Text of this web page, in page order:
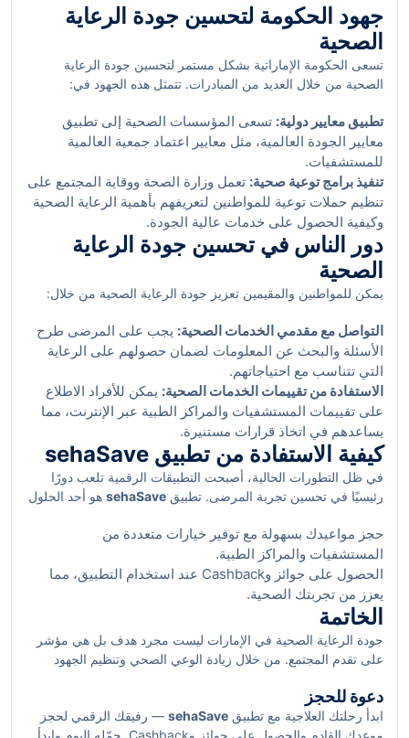
جهود الحكومة لتحسين جودة الرعاية
الصحية
تسعى الحكومة الإماراتية بشكل مستمر لتحسين جودة الرعاية
الصحية من خلال العديد من المبادرات. تتمثل هذه الجهود في:
تطبيق معايير دولية: تسعى المؤسسات الصحية إلى تطبيق
معايير الجودة العالمية، مثل معايير اعتماد جمعية العالمية
للمستشفيات.
تنفيذ برامج توعية صحية: تعمل وزارة الصحة ووقاية المجتمع على
تنظيم حملات توعية للمواطنين لتعريفهم بأهمية الرعاية الصحية
وكيفية الحصول على خدمات عالية الجودة.
دور الناس في تحسين جودة الرعاية
الصحية
يمكن للمواطنين والمقيمين تعزيز جودة الرعاية الصحية من خلال:
التواصل مع مقدمي الخدمات الصحية: يجب على المرضى طرح
الأسئلة والبحث عن المعلومات لضمان حصولهم على الرعاية
التي تتناسب مع احتياجاتهم.
الاستفادة من تقييمات الخدمات الصحية: يمكن للأفراد الاطلاع
على تقييمات المستشفيات والمراكز الطبية عبر الإنترنت، مما
يساعدهم في اتخاذ قرارات مستنيرة.
كيفية الاستفادة من تطبيق sehaSave
في ظل التطورات الحالية، أصبحت التطبيقات الرقمية تلعب دورًا
رئيسيًا في تحسين تجربة المرضى. تطبيق sehaSave هو أحد الحلول
حجز مواعيدك بسهولة مع توفير خيارات متعددة من
المستشفيات والمراكز الطبية.
الحصول على جوائز وCashback عند استخدام التطبيق، مما
يعزز من تجربتك الصحية.
الخاتمة
جودة الرعاية الصحية في الإمارات ليست مجرد هدف بل هي مؤشر
على تقدم المجتمع. من خلال زيادة الوعي الصحي وتنظيم الجهود
الحصول على الخدمات الصحية أمرًا صعبًا، بل يمكنك الآن زيارة
دعوة للحجز
ابدأ رحلتك العلاجية مع تطبيق sehaSave — رفيقك الرقمي لحجز
موعدك القادم والحصول على جوائز وCashback. حمّله اليوم وابدأ